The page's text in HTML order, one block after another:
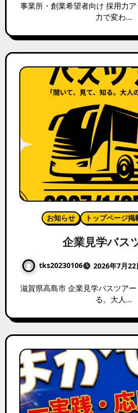
事業所・創業希望者向け 採用力アップセミナー 伝わる
力で変わ…
お知らせ トップページ掲
企業見学バス
tks20230106 2026年7月22
滋賀県高島市 企業見学バスツアー 「聞いて、見て、知
る。大人…